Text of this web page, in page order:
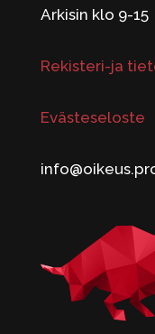
Arkisin klo 9-15
Rekisteri-ja
Evästeseloste